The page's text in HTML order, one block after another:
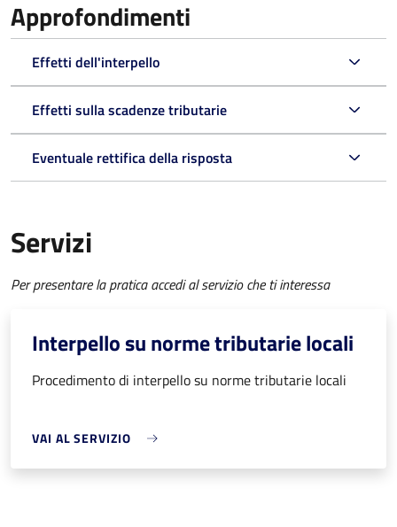
Approfondimenti
Effetti dell'interpello
Effetti sulla scadenze tributarie
Eventuale rettifica della risposta
Servizi
Per presentare la pratica accedi al servizio che ti interessa
Interpello su norme tributarie locali
Procedimento di interpello su norme tributarie locali
VAI AL SERVIZIO